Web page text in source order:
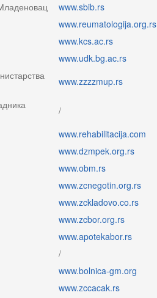
www.sbib.rs
www.reumatologija.org.rs
www.kcs.ac.rs
www.udk.bg.ac.rs
www.zzzzmup.rs
/
www.rehabilitacija.com
www.dzmpek.org.rs
www.obm.rs
www.zcnegotin.org.rs
www.zckladovo.co.rs
www.zcbor.org.rs
www.apotekabor.rs
/
www.bolnica-gm.org
www.zccacak.rs